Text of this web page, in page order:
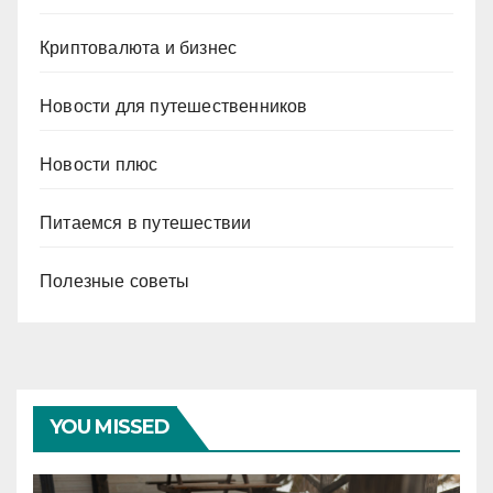
Криптовалюта и бизнес
Новости для путешественников
Новости плюс
Питаемся в путешествии
Полезные советы
YOU MISSED